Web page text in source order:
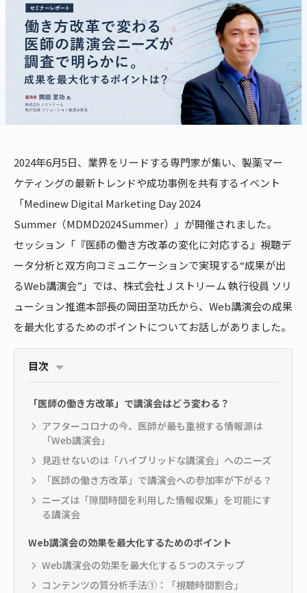
2024年6月5日、業界をリードする専門家が集い、製薬マー
ケティングの最新トレンドや成功事例を共有するイベント
「Medinew Digital Marketing Day 2024
Summer（MDMD2024Summer）」が開催されました。
セッション「『医師の働き方改革の変化に対応する』視聴デ
ータ分析と双方向コミュニケーションで実現する“成果が出
るWeb講演会”」では、株式会社Ｊストリーム 執行役員 ソリ
ューション推進本部長の岡田至功氏から、Web講演会の成果
を最大化するためのポイントについてお話しがありました。
目次
「医師の働き方改革」で講演会はどう変わる？
アフターコロナの今、医師が最も重視する情報源は
「Web講演会」
見逃せないのは「ハイブリッドな講演会」へのニーズ
「医師の働き方改革」で講演会への参加率が下がる？
ニーズは「隙間時間を利用した情報収集」を可能にす
る講演会
Web講演会の効果を最大化するためのポイント
Web講演会の効果を最大化する５つのステップ
コンテンツの質分析手法①：「視聴時間割合」